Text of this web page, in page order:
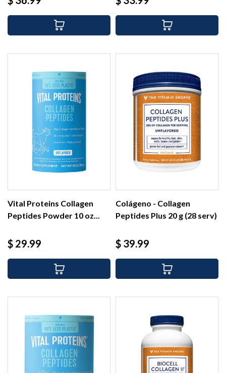
Vital Proteins Collagen
Peptides Powder 10 oz...
Precio
$ 29.99
Colágeno - Collagen
Peptides Plus 20 g (28 serv)
Precio
$ 39.99